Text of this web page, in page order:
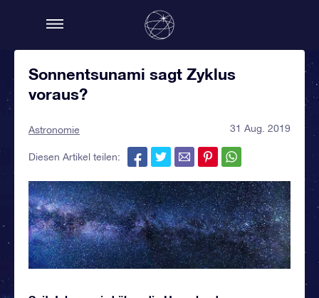
Sonnentsunami sagt Zyklus
voraus?
Astronomie 31 Aug. 2019
Diesen Artikel teilen: